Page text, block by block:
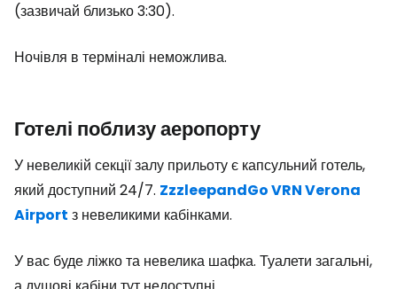
(зазвичай близько 3:30).
Ночівля в терміналі неможлива.
Готелі поблизу аеропорту
У невеликій секції залу прильоту є капсульний готель,
який доступний 24/7. ZzzleepandGo VRN Verona
Airport з невеликими кабінками.
У вас буде ліжко та невелика шафка. Туалети загальні,